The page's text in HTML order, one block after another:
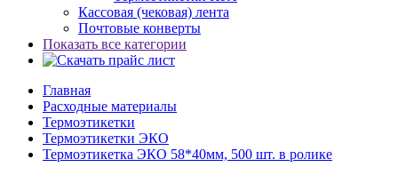
Кассовая (чековая) лента
Почтовые конверты
Показать все категории
Главная
Расходные материалы
Термоэтикетки
Термоэтикетки ЭКО
Термоэтикетка ЭКО 58*40мм, 500 шт. в ролике